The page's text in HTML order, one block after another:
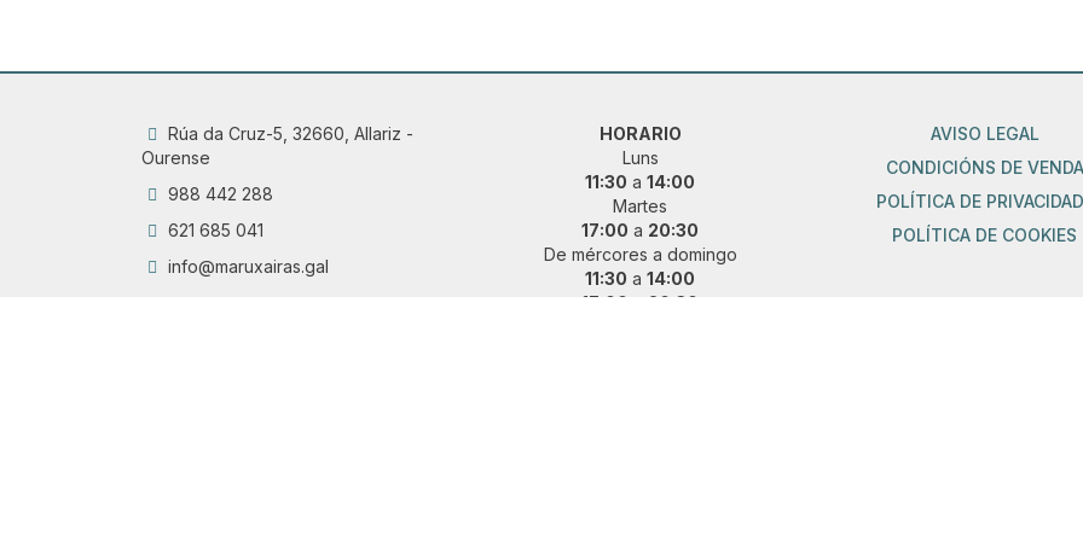
Rúa da Cruz-5, 32660, Allariz -
Ourense
988 442 288
621 685 041
info@maruxairas.gal
HORARIO
Luns
11:30 a 14:00
Martes
17:00 a 20:30
De mércores a domingo
11:30 a 14:00
17:00
20:30
AVISO LEGAL
CONDICIÓNS DE VENDA
POLÍTICA DE
POLÍTICA DE COOKIES